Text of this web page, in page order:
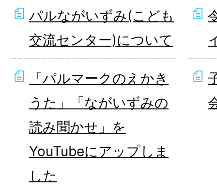
パルながいずみ(こども
交流センター)について
「パルマークのえかき
うた」「ながいずみの
読み聞かせ」を
YouTubeにアップしま
した